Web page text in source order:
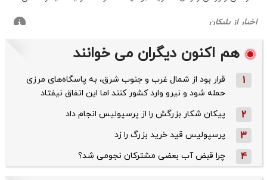
هم اکنون دیگران می خوانند
1
قرار بود از شمال ‌غرب و جنوب‌ شرق، به پاسگاه‌های مرزی
حمله شود و نیرو وارد کشور کنند اما این اتفاق نیفتاد
2 پیکان شکار بزرگش را از پرسپولیس انجام داد
3 پرسپولیس قید خرید بزرگ را زد
4 چرا قبض آب بعضی مشترکان نجومی شد؟